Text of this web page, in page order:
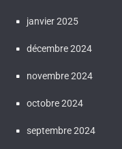
janvier 2025
décembre 2024
novembre 2024
octobre 2024
septembre 2024